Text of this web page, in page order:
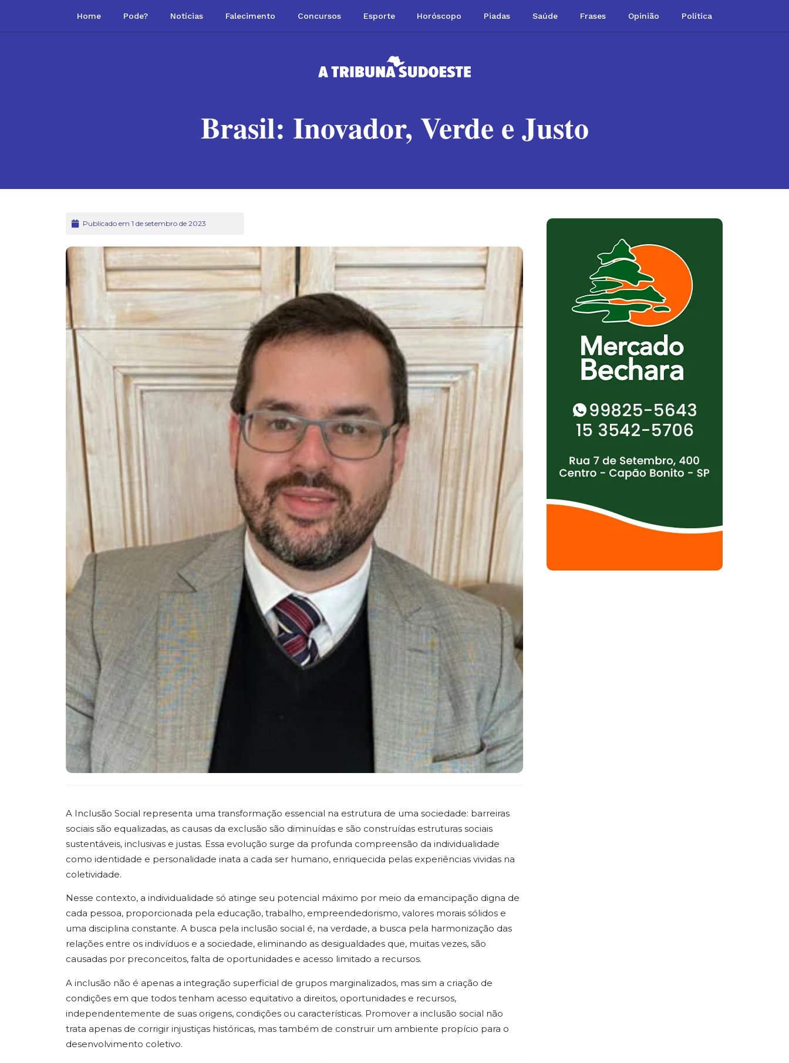
Home Pode? Notícias Falecimento Concursos Esporte Horóscopo Piadas Saúde Frases Opinião Política
Brasil: Inovador, Verde e Justo
Publicado em 1 de setembro de 2023
A Inclusão Social representa uma transformação essencial na estrutura de uma sociedade: barreiras
sociais são equalizadas, as causas da exclusão são diminuídas e são construídas estruturas sociais
sustentáveis, inclusivas e justas. Essa evolução surge da profunda compreensão da individualidade
como identidade e personalidade inata a cada ser humano, enriquecida pelas experiências vividas na
coletividade.
Nesse contexto, a individualidade só atinge seu potencial máximo por meio da emancipação digna de
cada pessoa, proporcionada pela educação, trabalho, empreendedorismo, valores morais sólidos e
uma disciplina constante. A busca pela inclusão social é, na verdade, a busca pela harmonização das
relações entre os indivíduos e a sociedade, eliminando as desigualdades que, muitas vezes, são
causadas por preconceitos, falta de oportunidades e acesso limitado a recursos.
A inclusão não é apenas a integração superficial de grupos marginalizados, mas sim a criação de
condições em que todos tenham acesso equitativo a direitos, oportunidades e recursos,
independentemente de suas origens, condições ou características. Promover a inclusão social não
trata apenas de corrigir injustiças históricas, mas também de construir um ambiente propício para o
desenvolvimento coletivo.